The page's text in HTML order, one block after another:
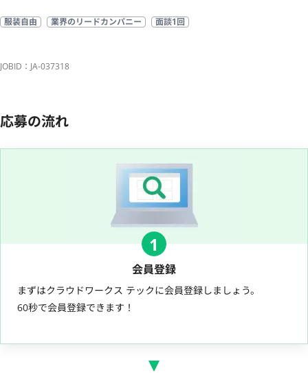
服装自由 業界のリードカンパニー 面談1回
JOBID：JA-037318
応募の流れ
1
会員登録
まずはクラウドワークス テックに会員登録しましょう。
60秒で会員登録できます！